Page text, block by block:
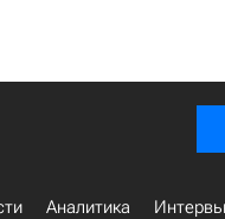
Аналитика